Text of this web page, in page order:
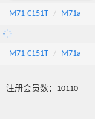
M71-C151T M71a
M71-C151T M71a
注册会员数：10110